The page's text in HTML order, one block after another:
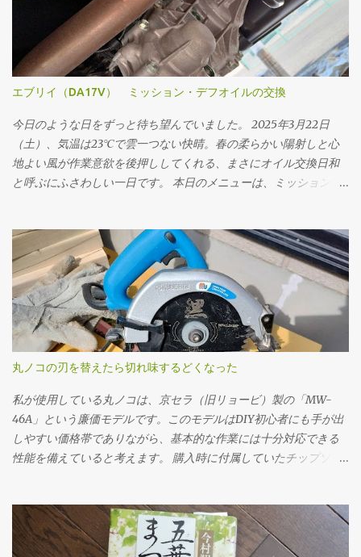
エブリイ（DA17V） ミッション・デフオイルの交換
今日のような日をずっと待ち望んでいました。 2025年3月22日
（土）、気温は23℃で雲一つない快晴。春の柔らかい陽射しと心
地よい風が作業意欲を後押ししてくれる、まさにオイル交換日和
と呼ぶにふさわしい一日です。 本日のメニューは、ミッションオ
グの改善はもちろん、長く付き合っていくためのメンテナンスと
しても重要な作業です。 まず取りかかったのはミッションオイル
の交換。 工具は10mmのドレンプラグソケットを使用。手順とし
ては、フィラープラグ → ドレンプラグ の順に外していきます。こ
れは必ず守るべき基本です。先にフィラープラグをはずさない
と、ドレンだけ抜いてしまった後でオイルを入れられない、クル
マを動かすことができないというトラブルになりかねません。 フ
ィラープラグを緩めるには、思いのほか力が必要でした。固着し
ていたのか、レンチに体重をかけるようにしてようやく回るとい
う状態でした。じっくり慎重にトルクをかけていきました。クル
マの下に潜っての作業なので、なかなか思うように力を入れられ
ません。 ドレンプラグの磁石にはかなりの鉄粉が付いてました
す。自転車用に買ったトルクレンチを久しぶりに使ってみまし
た。 ここ（フィラーも）は液体ガスケットを塗布する必要があり
ます。 このホルツの液体ガスケットを買いましたが、液体ガスケ
丸ノコの刃を替えたら切れ味するどくなった
私が使用している丸ノコは、京セラ（旧リョービ）製の「MW-
46A」という廉価モデルです。このモデルはDIY初心者にも手が出
しやすい価格帯でありながら、基本的な作業には十分対応できる
性能を備えていると考えます。 購入時に付属していたチップソー
も多少ささくれが残るものの、DIYレベルであれば許容範囲だろう
と感じていたのです。 ところが、使用を重ねるうちに、私は重大